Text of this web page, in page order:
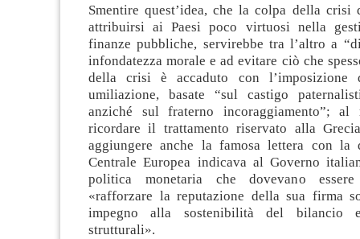
Smentire quest’idea, che la colpa della crisi
attribuirsi ai Paesi poco virtuosi nella
finanze pubbliche, servirebbe tra l’altro a
infondatezza morale e ad evitare ciò che
della crisi è accaduto con
umiliazione, basate “sul castigo
anziché sul fraterno incoraggiamento”; al
ricordare il trattamento riservato alla
aggiungere anche la famosa lettera con la
Centrale Europea indicava al Governo
politica monetaria che dovevano
«rafforzare la reputazione della sua firma
impegno alla sostenibilità del bilancio
strutturali».